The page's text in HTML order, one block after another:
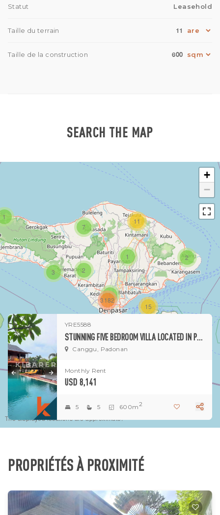
Statut Leasehold
Taille du terrain 11
Taille de la construction 600
SEARCH THE MAP
1
1
1
3
7
2
15
11
3182
2
+
−
The displayed locations are approximate.
YRE5588
STUNNING FIVE BEDROOM VILLA LOCATED IN PEACEFUL CANGGU AREA
Canggu, Padonan
Monthly Rent
USD 8,141
5 5 600m2
PROPRIÉTÉS À PROXIMITÉ